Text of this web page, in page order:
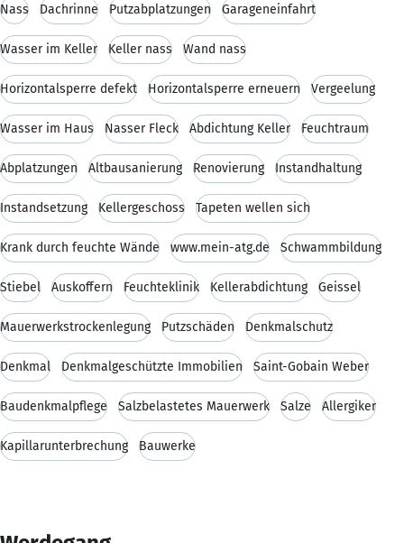
Nass Dachrinne Putzabplatzungen Garageneinfahrt
Wasser im Keller Keller nass Wand nass
Horizontalsperre defekt Horizontalsperre erneuern Vergeelung
Wasser im Haus Nasser Fleck Abdichtung Keller Feuchtraum
Abplatzungen Altbausanierung Renovierung Instandhaltung
Instandsetzung Kellergeschoss Tapeten wellen sich
Krank durch feuchte Wände www.mein-atg.de Schwammbildung
Stiebel Auskoffern Feuchteklinik Kellerabdichtung Geissel
Mauerwerkstrockenlegung Putzschäden Denkmalschutz
Denkmal Denkmalgeschützte Immobilien Saint-Gobain Weber
Baudenkmalpflege Salzbelastetes Mauerwerk Salze Allergiker
Kapillarunterbrechung Bauwerke